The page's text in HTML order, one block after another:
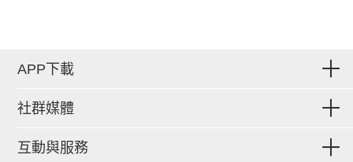
APP下載
社群媒體
互動與服務